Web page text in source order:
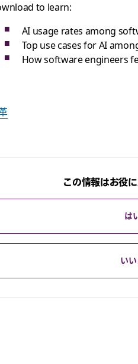
to learn:
AI usage rates among
Top use cases for AI
How software engineers
この情報はお役
は
い